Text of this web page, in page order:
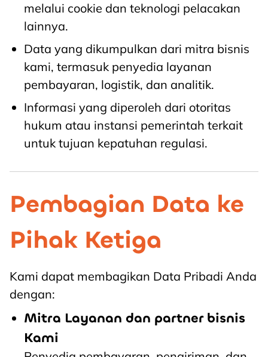
melalui cookie dan teknologi pelacakan
lainnya.
Data yang dikumpulkan dari mitra bisnis
kami, termasuk penyedia layanan
pembayaran, logistik, dan analitik.
Informasi yang diperoleh dari otoritas
hukum atau instansi pemerintah terkait
untuk tujuan kepatuhan regulasi.
Pembagian Data ke
Pihak Ketiga
Kami dapat membagikan Data Pribadi Anda
dengan:
Mitra Layanan dan partner bisnis
Kami